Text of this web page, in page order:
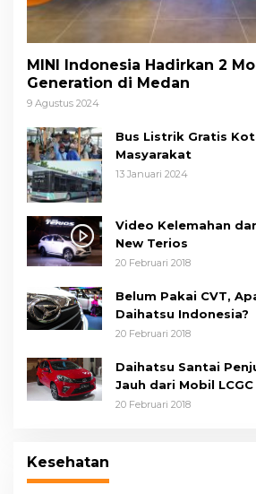
MINI Indonesia Hadirkan 2
Generation di Medan
9 Agustus 2024
Bus Listrik Gratis
Masyarakat
13 Januari 2024
Video Kelemahan
New Terios
20 Februari 2018
Belum Pakai CVT,
Daihatsu Indonesia?
20 Februari 2018
Daihatsu Santai
Jauh dari Mobil LCGC
20 Februari 2018
Kesehatan